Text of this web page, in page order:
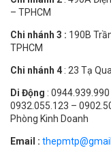
– TPHCM
Chi nhánh 3 : 190B
TPHCM
Chi nhánh 4 : 23 Tạ
Di Động :
0932.055.123 –
Phòng Kinh Doanh
Email :